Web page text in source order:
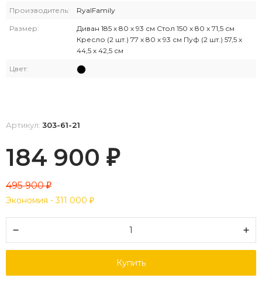
Производитель: RyalFamily
Размер:
Диван 185 х 80 х 93 см Стол 150 х 80 х 71,5 см
Кресло (2 шт.) 77 х 80 х 93 см Пуф (2 шт.) 57,5 х
44,5 х 42,5 см
Цвет:
Артикул: 303-61-21
184 900 ₽
495 900₽
Экономия -311 000 ₽
Купить